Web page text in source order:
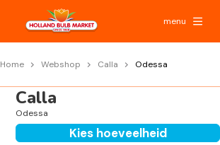
menu
Home Webshop Calla Odessa
Calla
Odessa
Kies hoeveelheid